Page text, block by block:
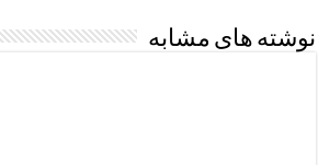
نوشته های مشابه